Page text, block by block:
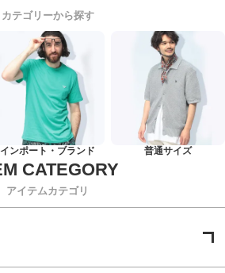
カテゴリーから探す
インポート・ブランド 普通サイズ
アイテムカテゴリ